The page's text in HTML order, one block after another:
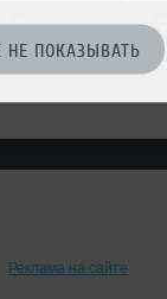
НЕ ПОКАЗЫВАТЬ
Реклама на сайте